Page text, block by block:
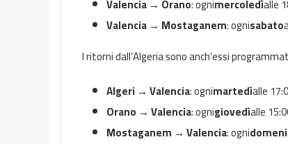
Valencia → Orano: ognimercoledìalle
Valencia → Mostaganem: ognisabato
I ritorni dall’Algeria sono anch’essi
Algeri → Valencia: ognimartedìalle
Orano → Valencia: ognigiovedìalle
Mostaganem → Valencia: ogni